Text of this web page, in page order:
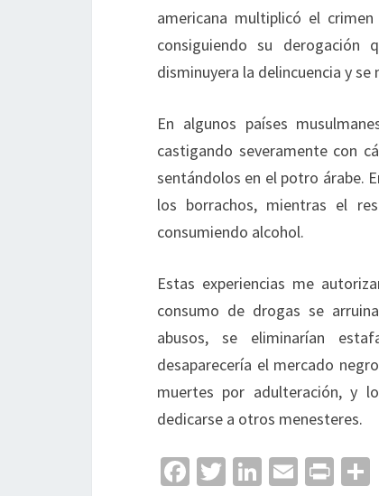
americana multiplicó el
consiguiendo su derogación
disminuyera la delincuencia y
En algunos países
castigando severamente con
sentándolos en el potro árabe.
los borrachos, mientras el
consumiendo alcohol.
Estas experiencias me
consumo de drogas se
abusos, se eliminarían
desaparecería el mercado
muertes por adulteración, y
dedicarse a otros menesteres.
Fa T
Li
E
Pr